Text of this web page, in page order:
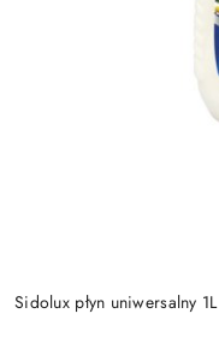
Sidolux płyn uniwersalny 1L